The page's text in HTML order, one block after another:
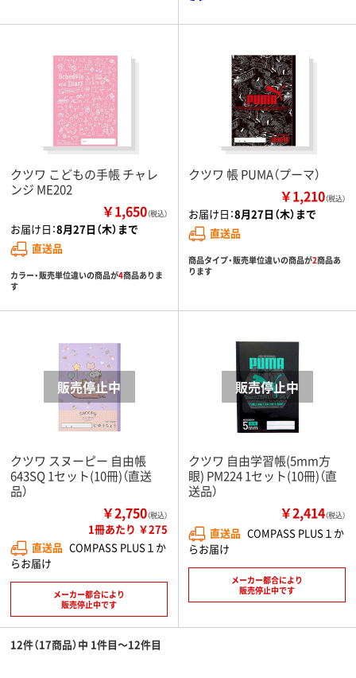
クツワ こどもの手帳 チャレ
ンジ ME202
￥1,650（税込）
お届け日：8月27日（木）まで
直送品
カラー・販売単位違いの商品が4商品ありま
す
クツワ 帳 PUMA（プーマ）
￥1,210（税込）
お届け日：8月27日（木）まで
直送品
商品タイプ・販売単位違いの商品が2商品あ
ります
クツワ スヌーピー 自由帳
643SQ 1セット(10冊)（直送
品）
￥2,750（税込）
1冊あたり ￥275
直送品 COMPASS PLUS１か
らお届け
メーカー都合により
販売停止中です
クツワ 自由学習帳(5mm方
眼) PM224 1セット(10冊)（直
送品）
￥2,414（税込）
直送品 COMPASS PLUS１か
らお届け
メーカー都合により
販売停止中です
12件（17商品）中 1件目～12件目